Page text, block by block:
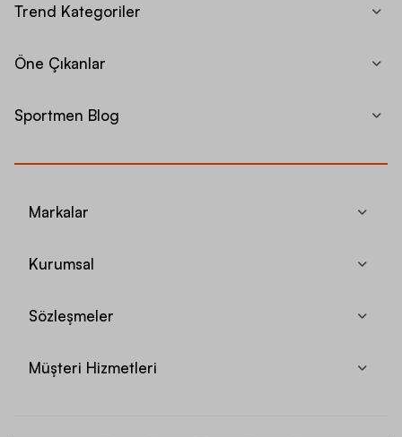
Trend Kategoriler
Öne Çıkanlar
Sportmen Blog
Markalar
Kurumsal
Sözleşmeler
Müşteri Hizmetleri